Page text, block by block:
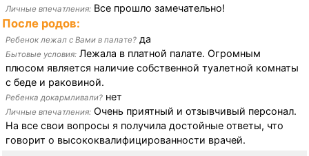
Личные впечатления: Все прошло замечательно!
После родов:
Ребенок лежал с Вами в палате? да
Бытовые условия: Лежала в платной палате. Огромным
плюсом является наличие собственной туалетной комнаты
с беде и раковиной.
Ребенка докармливали? нет
Личные впечатления: Очень приятный и отзывчивый персонал.
На все свои вопросы я получила достойные ответы, что
говорит о высококвалифицированности врачей.